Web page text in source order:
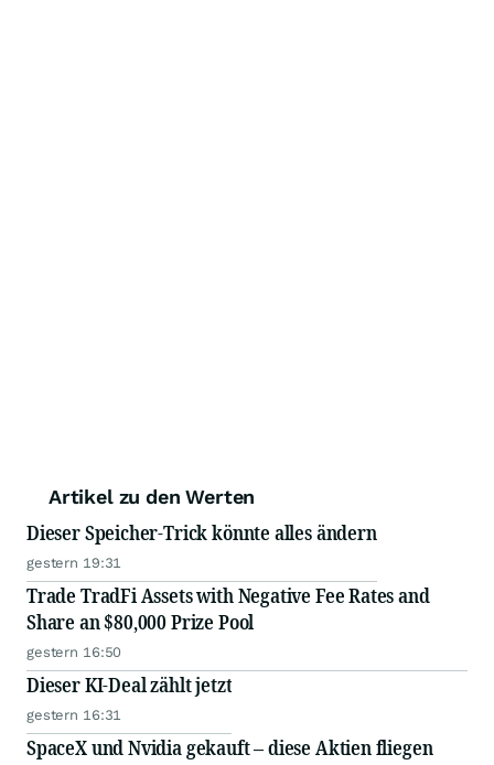
Artikel zu den Werten
Dieser Speicher-Trick könnte alles ändern
gestern 19:31
Trade TradFi Assets with Negative Fee Rates and
Share an $80,000 Prize Pool
gestern 16:50
Dieser KI-Deal zählt jetzt
gestern 16:31
SpaceX und Nvidia gekauft – diese Aktien fliegen